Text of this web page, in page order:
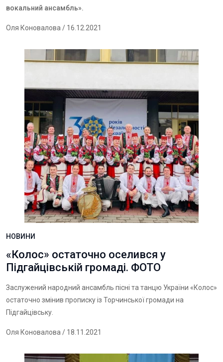
вокальний ансамбль».
Оля Коновалова / 16.12.2021
НОВИНИ
«Колос» остаточно оселився у
Підгайцівській громаді. ФОТО
Заслужений народний ансамбль пісні та танцю України «Колос»
остаточно змінив прописку із Торчинської громади на
Підгайцівську.
Оля Коновалова / 18.11.2021